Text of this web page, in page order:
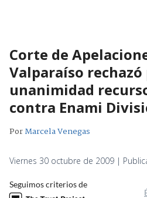
Corte de
Valparaíso rechazó
unanimidad
contra Enami
PorMarcela Venegas
Viernes 30 octubre de 2009 |
Seguimos criterios de